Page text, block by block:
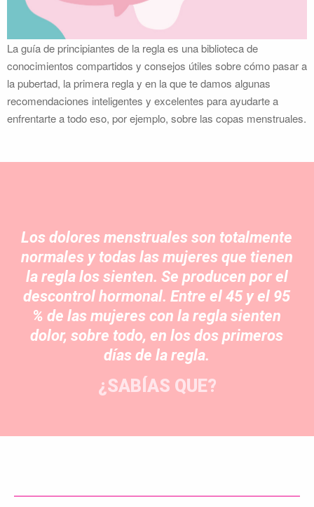
La guía de principiantes de la regla es una biblioteca de
conocimientos compartidos y consejos útiles sobre cómo pasar a
la pubertad, la primera regla y en la que te damos algunas
recomendaciones inteligentes y excelentes para ayudarte a
enfrentarte a todo eso, por ejemplo, sobre las copas menstruales.
Los dolores menstruales son totalmente
normales y todas las mujeres que tienen
la regla los sienten. Se producen por el
descontrol hormonal. Entre el 45 y el 95
% de las mujeres con la regla sienten
dolor, sobre todo, en los dos primeros
días de la regla.
¿SABÍAS QUE?